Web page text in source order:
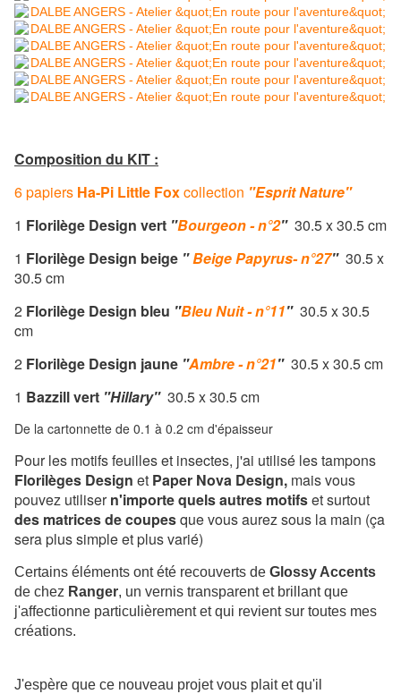
Composition du KIT :
6 papiers Ha-Pi Little Foxcollection "Esprit Nature"
1 Florilège Design vert "Bourgeon - n°2" 30.5 x 30.5 cm
1 Florilège Design beige "Beige Papyrus- n°27" 30.5 x
30.5 cm
2 Florilège Design bleu "Bleu Nuit - n°11" 30.5 x 30.5
cm
2 Florilège Design jaune "Ambre - n°21" 30.5 x 30.5 cm
1 Bazzill vert "Hillary"30.5 x 30.5 cm
De la cartonnette de 0.1 à 0.2 cm d'épaisseur
Pour les motifs feuilles et insectes, j'ai utilisé les tampons
Florilèges Design et Paper Nova Design, mais vous
pouvez utilisern'importe quels autres motifset surtout
des matrices de coupesque vous aurez sous la main (ça
sera plus simple et plus varié)
Certains éléments ont été recouverts de Glossy Accents
de chez Ranger, un vernis transparent et brillant que
j'affectionne particulièrement et qui revient sur toutes mes
créations.
J'espère que ce nouveau projet vous plait et qu'il